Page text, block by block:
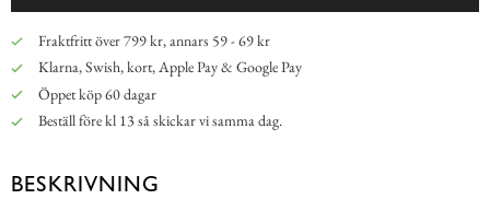
Fraktfritt över 799 kr, annars 59 - 69 kr
Klarna, Swish, kort, Apple Pay & Google Pay
Öppet köp 60 dagar
Beställ före kl 13 så skickar vi samma dag.
BESKRIVNING